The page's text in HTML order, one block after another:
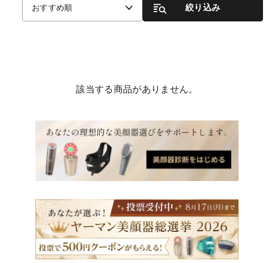
おすすめ順 絞り込み
該当する商品がありません。